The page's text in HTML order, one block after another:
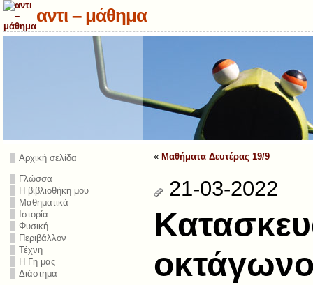
αντι – μάθημα
Αρχική σελίδα
Γλώσσα
Η βιβλιοθήκη μου
Μαθηματικά
Ιστορία
Φυσική
Περιβάλλον
Τέχνη
Η Γη μας
Διάστημα
« Μαθήματα Δευτέρας 19/9
21-03-2022